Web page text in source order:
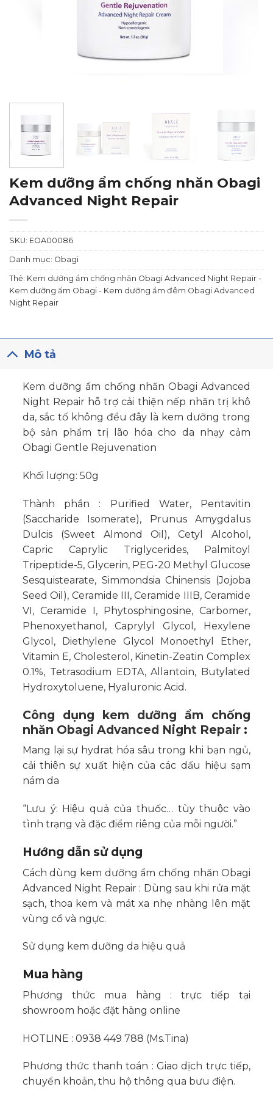
Kem dưỡng ẩm chống nhăn Obagi
Advanced Night Repair
SKU: EOA00086
Danh mục: Obagi
Thẻ: Kem dưỡng ẩm chống nhăn Obagi Advanced Night Repair -
Kem dưỡng ẩm Obagi - Kem dưỡng ẩm đêm Obagi Advanced
Night Repair
Mô tả
Kem dưỡng ẩm chống nhăn Obagi Advanced
Night Repairhỗ trợ cải thiện nếp nhăn trị khô
da, sắc tố không đều đây là kem dưỡng trong
bộ sản phẩm trị lão hóa cho da nhạy cảm
Obagi Gentle Rejuvenation
Khối lượng: 50g
Thành phần : Purified Water, Pentavitin
(Saccharide Isomerate), Prunus Amygdalus
Dulcis (Sweet Almond Oil), Cetyl Alcohol,
Capric Caprylic Triglycerides, Palmitoyl
Tripeptide-5, Glycerin, PEG-20 Methyl Glucose
Sesquistearate, Simmondsia Chinensis (Jojoba
Seed Oil), Ceramide III, Ceramide IIIB, Ceramide
VI, Ceramide I, Phytosphingosine, Carbomer,
Phenoxyethanol, Caprylyl Glycol, Hexylene
Glycol, Diethylene Glycol Monoethyl Ether,
Vitamin E, Cholesterol, Kinetin-Zeatin Complex
0.1%, Tetrasodium EDTA, Allantoin, Butylated
Hydroxytoluene, Hyaluronic Acid.
Công dụng kem dưỡng ẩm chống
nhăn Obagi Advanced Night Repair:
Mang lại sự hydrat hóa sâu trong khi bạn ngủ,
cải thiên sự xuất hiện của các dấu hiệu sạm
nám da
“Lưu ý: Hiệu quả của thuốc… tùy thuộc vào
tình trạng và đặc điểm riêng của mỗi người.”
Hướng dẫn sử dụng
Cách dùng kem dưỡng ẩm chống nhăn Obagi
Advanced Night Repair: Dùng sau khi rửa mặt
sạch, thoa kem và mát xa nhẹ nhàng lên mặt
vùng cổ và ngực.
Sử dụng kem dưỡng da hiệu quả
Mua hàng
Phương thức mua hàng : trực tiếp tại
showroom hoặc đặt hàng online
HOTLINE : 0938 449 788 (Ms.Tina)
Phương thức thanh toán : Giao dịch trực tiếp,
chuyển khoản, thu hộ thông qua bưu điện.